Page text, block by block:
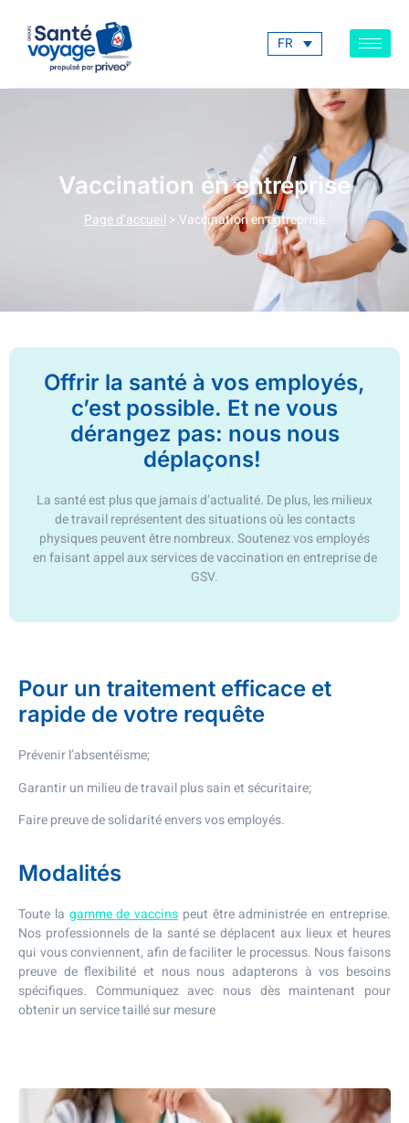
FR
Vaccination en entreprise
Page d’accueil >Vaccination en entreprise
Offrir la santé à vos employés,
c’est possible. Et ne vous
dérangez pas: nous nous
déplaçons!
La santé est plus que jamais d’actualité. De plus, les milieux
de travail représentent des situations où les contacts
physiques peuvent être nombreux. Soutenez vos employés
en faisant appel aux services de vaccination en entreprise de
GSV.
Pour un traitement efficace et
rapide de votre requête
Prévenir l’absentéisme;
Garantir un milieu de travail plus sain et sécuritaire;
Faire preuve de solidarité envers vos employés.
Modalités
Toute la gamme de vaccinspeut être administrée en entreprise.
Nos professionnels de la santé se déplacent aux lieux et heures
qui vous conviennent, afin de faciliter le processus. Nous faisons
preuve de flexibilité et nous nous adapterons à vos besoins
spécifiques. Communiquez avec nous dès maintenant pour
obtenir un service taillé sur mesure